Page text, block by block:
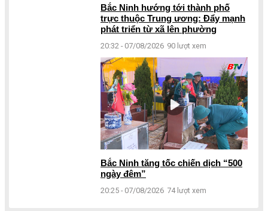
Bắc Ninh hướng tới thành phố
trực thuộc Trung ương: Đẩy mạnh
phát triển từ xã lên phường
20:32 - 07/08/2026 90 lượt xem
Bắc Ninh tăng tốc chiến dịch “500
ngày đêm”
20:25 - 07/08/2026 74 lượt xem